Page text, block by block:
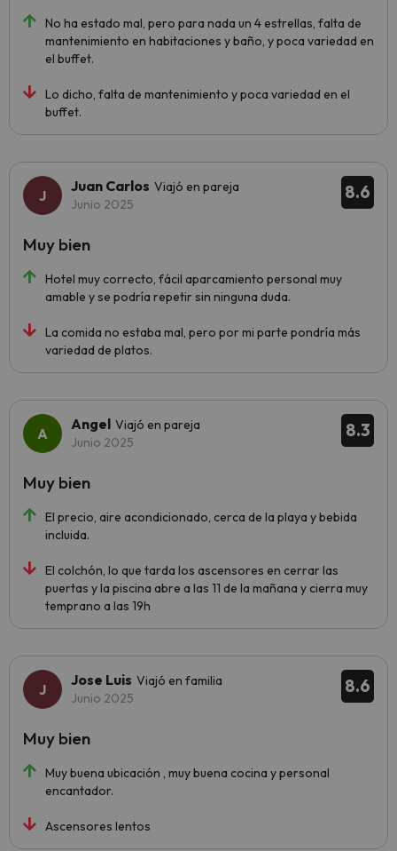
No ha estado mal, pero para nada un 4 estrellas, falta de
mantenimiento en habitaciones y baño, y poca variedad en
el buffet.
Lo dicho, falta de mantenimiento y poca variedad en el
buffet.
8.6
Juan Carlos Viajó en pareja
Junio 2025
Hotel muy correcto, fácil aparcamiento personal muy
amable y se podría repetir sin ninguna duda.
La comida no estaba mal, pero por mi parte pondría más
variedad de platos.
Muy bien
8.3
Angel Viajó en pareja
Junio 2025
El precio, aire acondicionado, cerca de la playa y bebida
incluida.
El colchón, lo que tarda los ascensores en cerrar las
puertas y la piscina abre a las 11 de la mañana y cierra muy
temprano a las 19h
Muy bien
8.6
Jose Luis Viajó en familia
Junio 2025
Muy buena ubicación , muy buena cocina y personal
encantador.
Ascensores lentos
Muy bien